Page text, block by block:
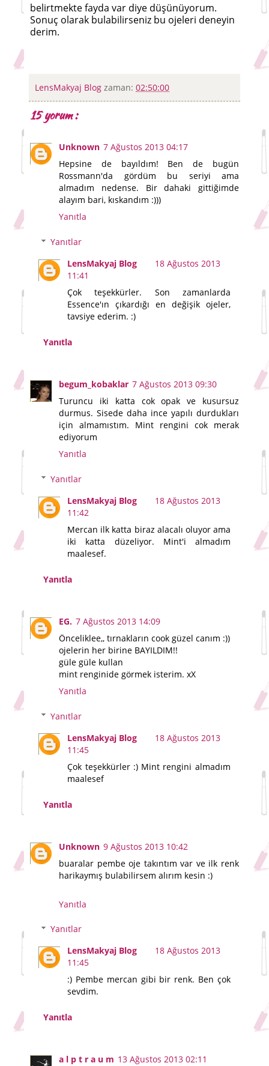
belirtmekte fayda var diye düşünüyorum.
Sonuç olarak bulabilirseniz bu ojeleri deneyin
derim.
LensMakyaj Blog zaman: 02:50:00
15 yorum :
Unknown 7 Ağustos 2013 04:17
Hepsine de bayıldım! Ben de bugün
Rossmann'da gördüm bu seriyi ama
almadım nedense. Bir dahaki gittiğimde
alayım bari, kıskandım :)))
Yanıtla
Yanıtlar
LensMakyaj Blog
18 Ağustos 2013
11:41
Çok teşekkürler. Son zamanlarda
Essence'ın çıkardığı en değişik ojeler,
tavsiye ederim. :)
Yanıtla
begum_kobaklar 7 Ağustos 2013 09:30
Turuncu iki katta cok opak ve kusursuz
durmus. Sisede daha ince yapılı durdukları
için almamıstım. Mint rengini cok merak
ediyorum
Yanıtla
Yanıtlar
LensMakyaj Blog
18 Ağustos 2013
11:42
Mercan ilk katta biraz alacalı oluyor ama
iki katta düzeliyor. Mint'i almadım
maalesef.
Yanıtla
EG. 7 Ağustos 2013 14:09
Önceliklee,, tırnakların cook güzel canım :))
ojelerin her birine BAYILDIM!!
güle güle kullan
mint renginide görmek isterim. xX
Yanıtla
Yanıtlar
LensMakyaj Blog
18 Ağustos 2013
11:45
Çok teşekkürler :) Mint rengini almadım
maalesef
Yanıtla
Unknown 9 Ağustos 2013 10:42
buaralar pembe oje takıntım var ve ilk renk
harikaymış bulabilirsem alırım kesin :)
Yanıtla
Yanıtlar
LensMakyaj Blog
18 Ağustos 2013
11:45
:) Pembe mercan gibi bir renk. Ben çok
sevdim.
Yanıtla
a l p t r a u m 13 Ağustos 2013 02:11